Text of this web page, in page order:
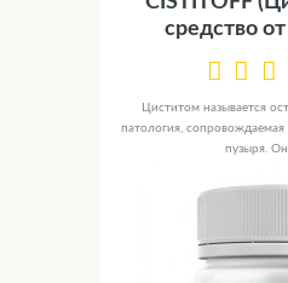
средство
Циститом называется
патология,
пузыря.